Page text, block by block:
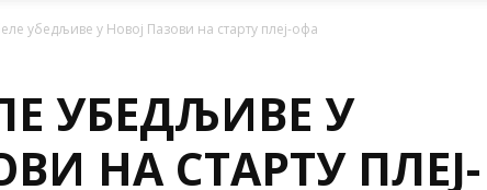
убедљиве у Новој Пазови на старту плеј-офа
УБЕДЉИВЕ У
НА СТАРТУ ПЛЕЈ-